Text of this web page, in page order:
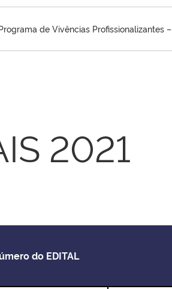
ma de Vivências Profissionalizantes
2021
do EDITAL